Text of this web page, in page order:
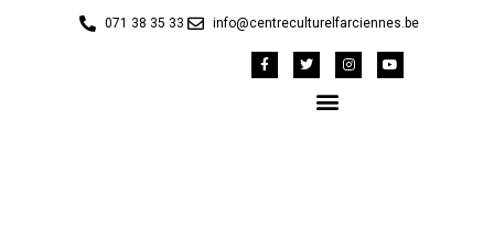
071 38 35 33 info@centreculturelfarciennes.be